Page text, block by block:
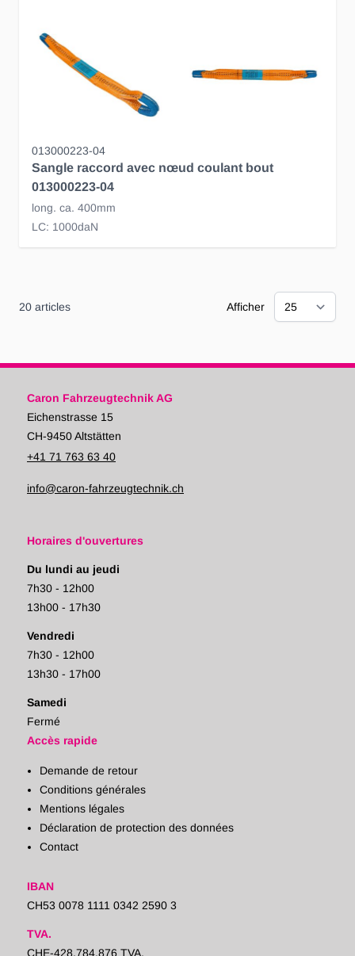
013000223-04
Sangle raccord avec nœud coulant bout
013000223-04
long. ca. 400mm
LC: 1000daN
20 articles Afficher
Caron Fahrzeugtechnik AG
Eichenstrasse 15
CH-9450 Altstätten
+41 71 763 63 40
info@caron-fahrzeugtechnik.ch
Horaires d'ouvertures
Du lundi au jeudi
7h30 - 12h00
13h00 - 17h30
Vendredi
7h30 - 12h00
13h30 - 17h00
Samedi
Fermé
Accès rapide
Demande de retour
Conditions générales
Mentions légales
Déclaration de protection des données
Contact
IBAN
CH53 0078 1111 0342 2590 3
TVA.
CHE-428.784.876 TVA.